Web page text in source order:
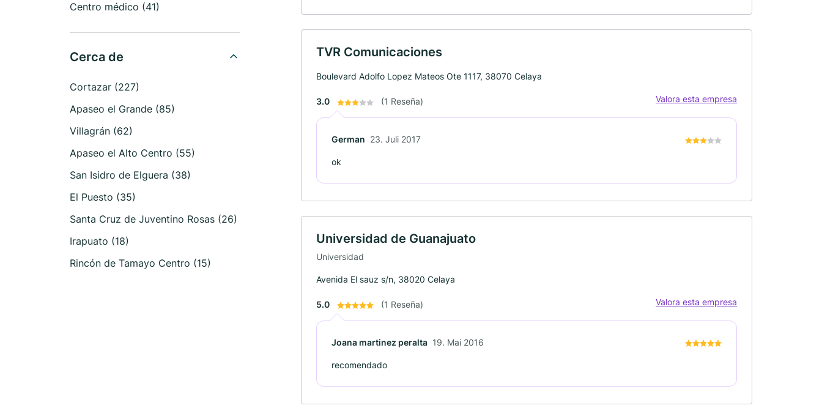
Centro médico (41)
Cerca de
Cortazar (227)
Apaseo el Grande (85)
Villagrán (62)
Apaseo el Alto Centro (55)
San Isidro de Elguera (38)
El Puesto (35)
Santa Cruz de Juventino Rosas (26)
Irapuato (18)
Rincón de Tamayo Centro (15)
TVR Comunicaciones
Boulevard Adolfo Lopez Mateos Ote 1117, 38070 Celaya
3.0 (1 Reseña) Valora esta empresa
German 23. Juli 2017
ok
Universidad de Guanajuato
Universidad
Avenida El sauz s/n, 38020 Celaya
5.0 (1 Reseña) Valora esta empresa
Joana martinez peralta 19. Mai 2016
recomendado